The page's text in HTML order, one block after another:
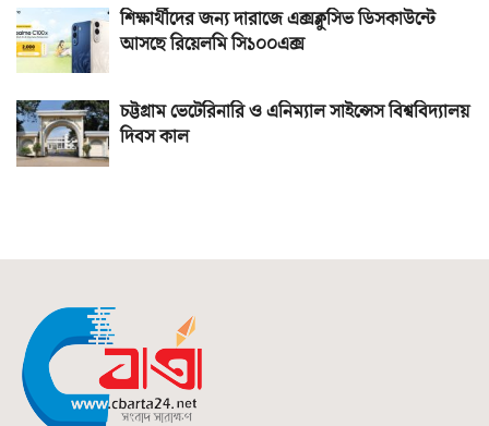
শিক্ষার্থীদের জন্য দারাজে এক্সক্লুসিভ ডিসকাউন্টে
আসছে রিয়েলমি সি১০০এক্স
চট্টগ্রাম ভেটেরিনারি ও এনিম্যাল সাইন্সেস বিশ্ববিদ্যালয়
দিবস কাল